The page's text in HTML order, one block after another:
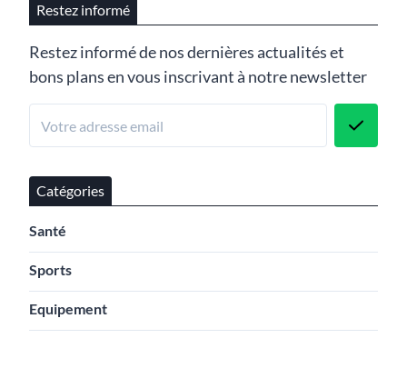
Restez informé
Restez informé de nos dernières actualités et
bons plans en vous inscrivant à notre newsletter
Catégories
Santé
Sports
Equipement